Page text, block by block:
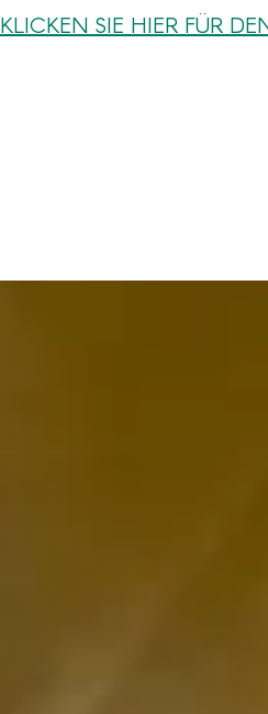
KLICKEN SIE HIER FÜR